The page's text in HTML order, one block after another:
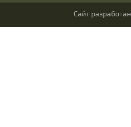
Сайт разработан